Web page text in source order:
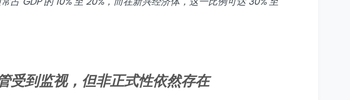
受到监视，但非正式性依然存在